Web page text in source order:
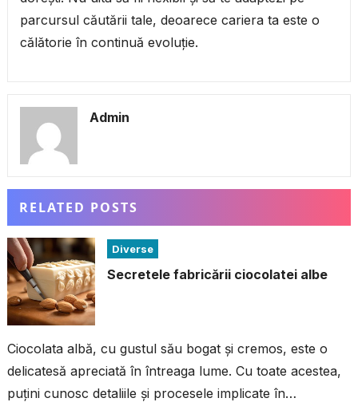
parcursul căutării tale, deoarece cariera ta este o
călătorie în continuă evoluție.
Admin
RELATED POSTS
Diverse
Secretele fabricării ciocolatei albe
Ciocolata albă, cu gustul său bogat și cremos, este o
delicatesă apreciată în întreaga lume. Cu toate acestea,
puțini cunosc detaliile și procesele implicate în